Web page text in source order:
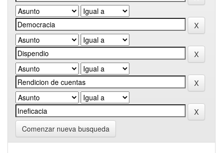
Comenzar nueva busqueda